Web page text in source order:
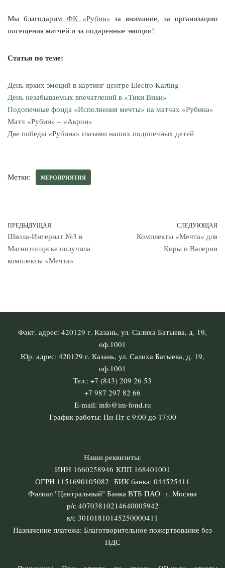
Мы благодарим ФК «Рубин» за внимание, за организацию
посещения матчей и за подаренные эмоции!
Статьи по теме:
День ярких эмоций в картинг-центре Electro Karting
День незабываемых впечатлений в «Тики Вики»
Подопечные фонда «Исполнения мечты» на матчах «Рубина»
Матч «Рубин» – «Акрон»
Две победы «Рубина» глазами наших подопечных детей
Метки: МЕРОПРИЯТИЯ
ПРЕДЫДУЩАЯ
Школа-Интернат №3 в
Магнитогорске получила
комплекты «Мечта»
СЛЕДУЮЩАЯ
Комплекты «Мечта» для
Киры и Валерии
Факт. адрес: 420129 г. Казань, ул. Салиха Батыева, д. 19,
оф.1001
Юр. адрес: 420129 г. Казань, ул. Салиха Батыева, д. 19,
оф.1001
Тел.: +7 (843) 209 26 53
+7 987 297 82 66
E-mail: info@im-fond.ru
График работы: Пн-Пт с 9:00 до 17:00
Наши реквизиты:
ИНН 1660258946 КПП 168401001
ОГРН 1151690105082 БИК банка: 044525411
Филиал "Центральный" Банка ВТБ ПАО г. Москва
р/с 40703810214640005942
к/с 30101810145250000411
Назначение платежа: Благотворительное пожертвование без
НДС